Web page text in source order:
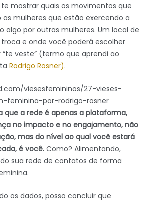
mostrar quais os movimentos que
mulheres que estão exercendo a
algo por outras mulheres. Um local de
e onde você poderá escolher
veste” (termo que aprendi ao
Rodrigo Rosner).
viesesfemininos/27-vieses-
feminina-por-rodrigo-rosner
que a rede é apenas a plataforma,
no impacto e no engajamento, não
mas do nível ao qual você estará
é você.Como? Alimentando,
sua rede de contatos de forma
os dados, posso concluir que